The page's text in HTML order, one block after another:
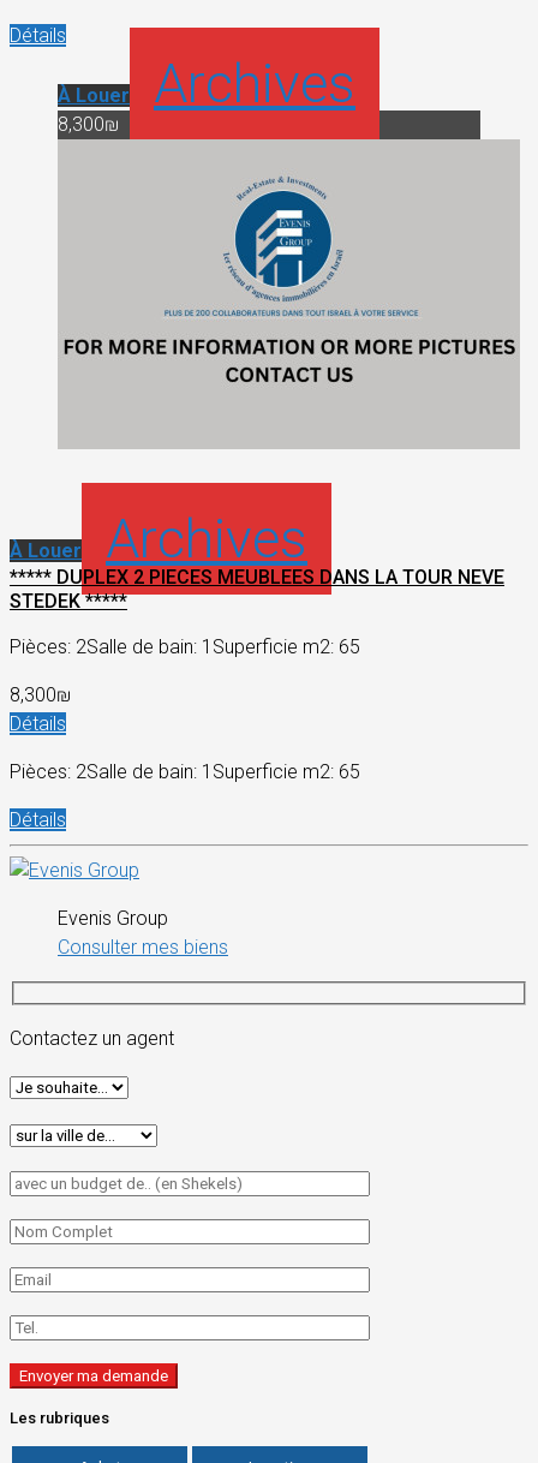
Détails
À Louer Archives
8,300₪
À Louer Archives
***** DUPLEX 2 PIECES MEUBLEES DANS LA TOUR NEVE
STEDEK *****
Pièces: 2Salle de bain: 1 Superficie m2: 65
8,300₪
Détails
Pièces: 2Salle de bain: 1 Superficie m2: 65
Détails
Evenis Group
Consulter mes biens
Contactez un agent
Les rubriques